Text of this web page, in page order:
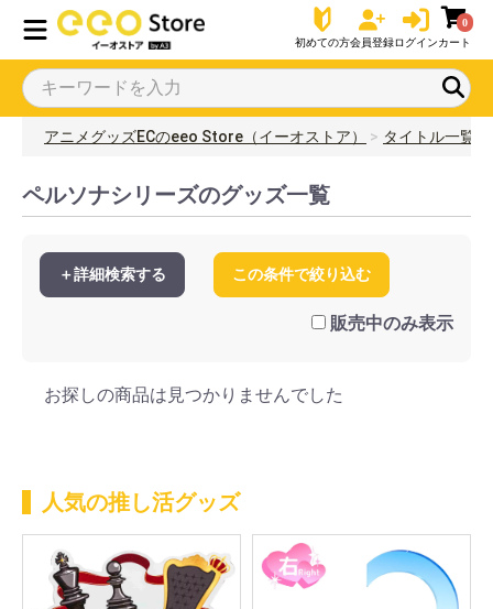
初めての方会員登録ログイン
0
カート
アニメグッズECのeeo Store（イーオストア） タイトル一覧
ペルソナシリーズのグッズ一覧
＋詳細検索する この条件で絞り込む
販売中のみ表示
お探しの商品は見つかりませんでした
人気の推し活グッズ